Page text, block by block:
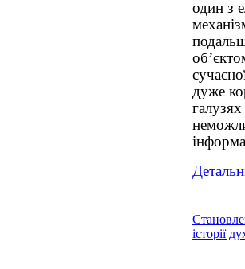
один з
дуже
історії